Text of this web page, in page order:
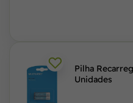
Pilha
Unidades